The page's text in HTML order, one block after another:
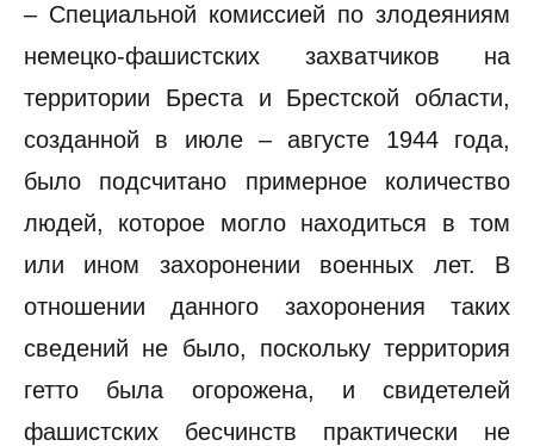
– Специальной комиссией по злодеяниям
немецко-фашистских захватчиков на
территории Бреста и Брестской области,
созданной в июле – августе 1944 года,
было подсчитано примерное количество
людей, которое могло находиться в том
или ином захоронении военных лет. В
отношении данного захоронения таких
сведений не было, поскольку территория
гетто была огорожена, и свидетелей
фашистских бесчинств практически не